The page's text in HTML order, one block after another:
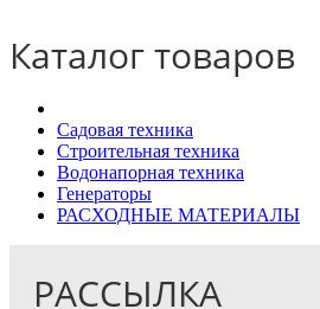
Каталог товаров
Садовая техника
Строительная техника
Водонапорная техника
Генераторы
РАСХОДНЫЕ МАТЕРИАЛЫ
РАССЫЛКА